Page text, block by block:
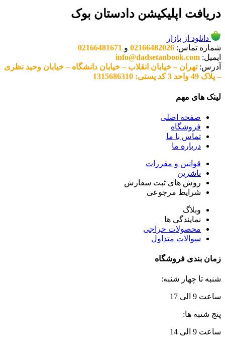
دریافت اپلیکیشن دادستان بوک
دانلود از بازار
شماره تماس: 02166482026 و 02166481671
ایمیل: info@dadsetanbook.com
آدرس:تهران – خیابان انقلاب – خیابان دانشگاه – خیابان وحید نظری
– پلاک 49 واحد 3 کد پستی: 1315686310
لینک های مهم
صفحه اصلی
فروشگاه
تماس با ما
درباره ما
قوانین و مقررات
ناشرین
روش های ثبت سفارش
شرایط مرجوعی
وبلاگ
نمایندگی ها
محصولات حراجی
سوالات متداول
زمان بندی فروشگاه
شنبه تا چهار شنبه:
ساعت 9 الی 17
پنج شنبه ها:
ساعت 9 الی 14